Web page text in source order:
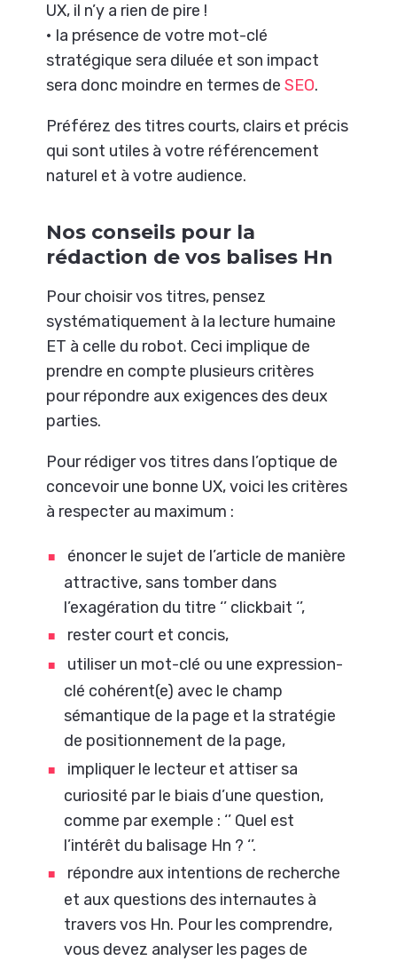
UX, il n’y a rien de pire !
• la présence de votre mot-clé
stratégique sera diluée et son impact
sera donc moindre en termes deSEO.
Préférez des titres courts, clairs et précis
qui sont utiles à votre référencement
naturel et à votre audience.
Nos conseils pour la
rédaction de vos balises Hn
Pour choisir vos titres, pensez
systématiquement à la lecture humaine
ET à celle du robot. Ceci implique de
prendre en compte plusieurs critères
pour répondre aux exigences des deux
parties.
Pour rédiger vos titres dans l’optique de
concevoir une bonne UX, voici les critères
à respecter au maximum :
énoncer le sujet de l’article de manière
attractive, sans tomber dans
l’exagération du titre ‘’ clickbait ‘’,
rester court et concis,
utiliser un mot-clé ou une expression-
clé cohérent(e) avec le champ
sémantique de la page et la stratégie
de positionnement de la page,
impliquer le lecteur et attiser sa
curiosité par le biais d’une question,
comme par exemple : ‘’ Quel est
l’intérêt du balisage Hn ? ‘’.
répondre aux intentions de recherche
et aux questions des internautes à
travers vos Hn. Pour les comprendre,
vous devez analyser les pages de